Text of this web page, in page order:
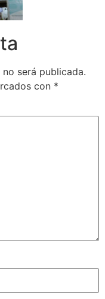
será publicada.
con *